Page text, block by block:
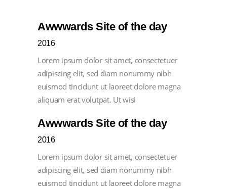
Awwwards Site of the day
2016
Lorem ipsum dolor sit amet, consectetuer
adipiscing elit, sed diam nonummy nibh
euismod tincidunt ut laoreet dolore magna
aliquam erat volutpat. Ut wisi
Awwwards Site of the day
2016
Lorem ipsum dolor sit amet, consectetuer
adipiscing elit, sed diam nonummy nibh
euismod tincidunt ut laoreet dolore magna